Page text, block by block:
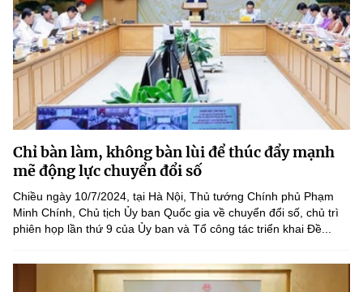
Chỉ bàn làm, không bàn lùi để thúc đẩy mạnh
mẽ động lực chuyển đổi số
Chiều ngày 10/7/2024, tại Hà Nội, Thủ tướng Chính phủ Phạm
Minh Chính, Chủ tịch Ủy ban Quốc gia về chuyển đổi số, chủ trì
phiên họp lần thứ 9 của Ủy ban và Tổ công tác triển khai Đề...